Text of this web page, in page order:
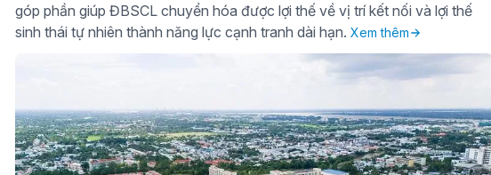
góp phần giúp ĐBSCL chuyển hóa được lợi thế về vị trí kết nối và lợi thế
sinh thái tự nhiên thành năng lực cạnh tranh dài hạn. Xem thêm